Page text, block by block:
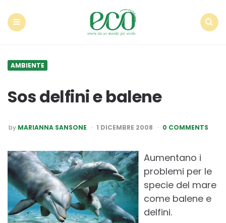
AMBIENTE
Sos delfini e balene
POSTED
BY
by MARIANNA SANSONE 1 DICEMBRE 2008 0 COMMENTS
Aumentano i
problemi per le
specie del mare
come balene e
delfini.